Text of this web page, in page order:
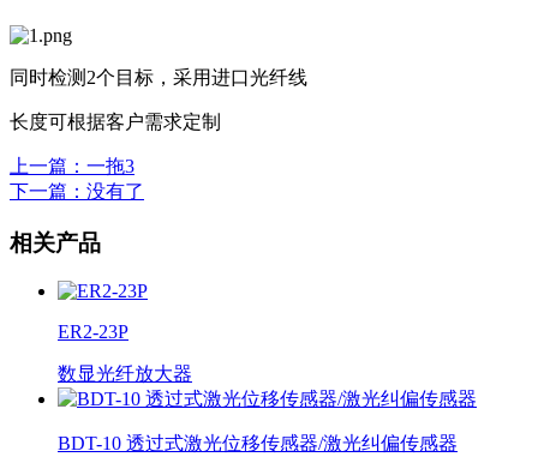
同时检测2个目标，采用进口光纤线
长度可根据客户需求定制
上一篇 ：一拖3
下一篇 ：没有了
相关产品
ER2-23P
数显光纤放大器
BDT-10 透过式激光位移传感器/激光纠偏传感器